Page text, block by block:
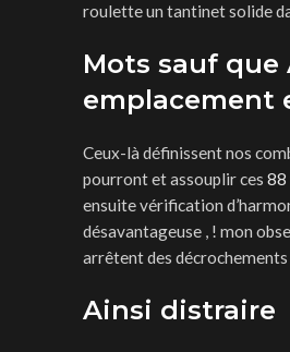
roulette un tantinet solide
Mots sauf
emplacement
Ceux-là définissent nos
pourront et assouplir ces 88
ensuite vérification
désavantageuse , ! mon
arrêtent des
Ainsi distraire